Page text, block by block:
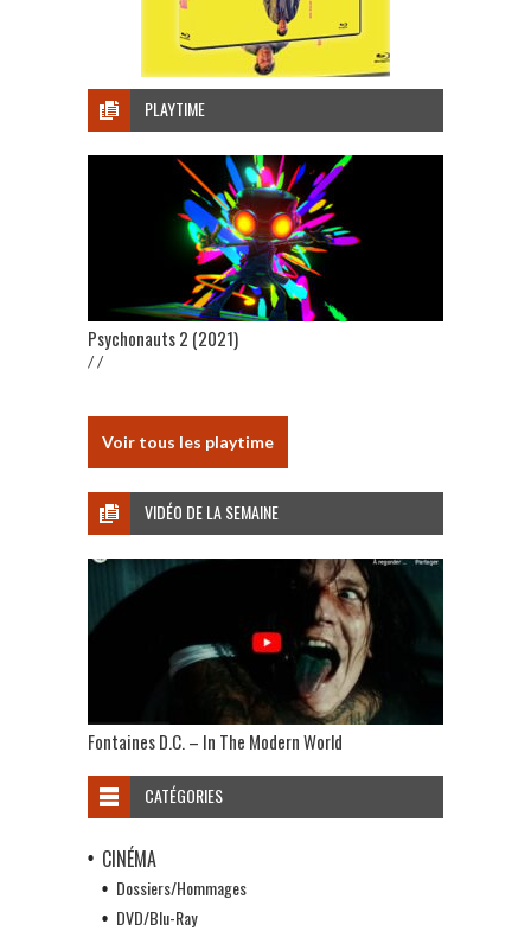
PLAYTIME
Psychonauts 2 (2021)
/ /
Voir tous les playtime
VIDÉO DE LA SEMAINE
Fontaines D.C. – In The Modern World
CATÉGORIES
CINÉMA
Dossiers/Hommages
DVD/Blu-Ray